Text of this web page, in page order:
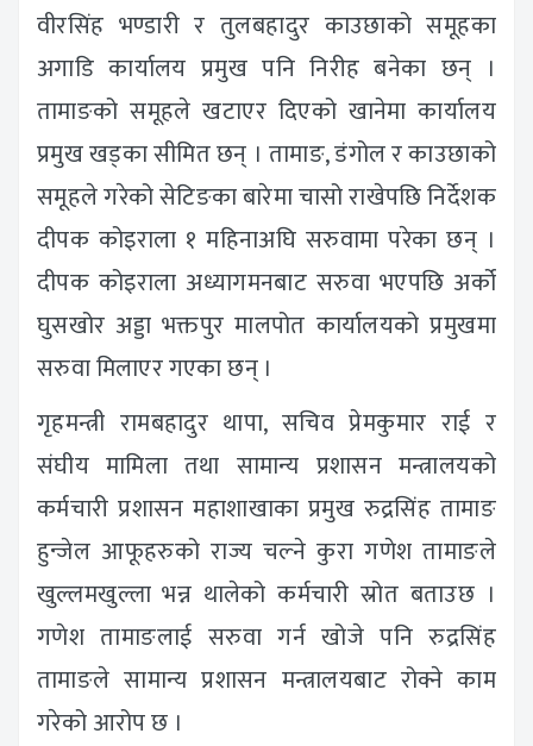
वीरसिंह भण्डारी र तुलबहादुर काउछाको समूहका
अगाडि कार्यालय प्रमुख पनि निरीह बनेका छन् ।
तामाङको समूहले खटाएर दिएको खानेमा कार्यालय
प्रमुख खड्का सीमित छन् । तामाङ, डंगोल र काउछाको
समूहले गरेको सेटिङका बारेमा चासो राखेपछि निर्देशक
दीपक कोइराला १ महिनाअघि सरुवामा परेका छन् ।
दीपक कोइराला अध्यागमनबाट सरुवा भएपछि अर्को
घुसखोर अड्डा भक्तपुर मालपोत कार्यालयको प्रमुखमा
सरुवा मिलाएर गएका छन् ।
गृहमन्त्री रामबहादुर थापा, सचिव प्रेमकुमार राई र
संघीय मामिला तथा सामान्य प्रशासन मन्त्रालयको
कर्मचारी प्रशासन महाशाखाका प्रमुख रुद्रसिंह तामाङ
हुन्जेल आफूहरुको राज्य चल्ने कुरा गणेश तामाङले
खुल्लमखुल्ला भन्न थालेको कर्मचारी स्रोत बताउछ ।
गणेश तामाङलाई सरुवा गर्न खोजे पनि रुद्रसिंह
तामाङले सामान्य प्रशासन मन्त्रालयबाट रोक्ने काम
गरेको आरोप छ ।